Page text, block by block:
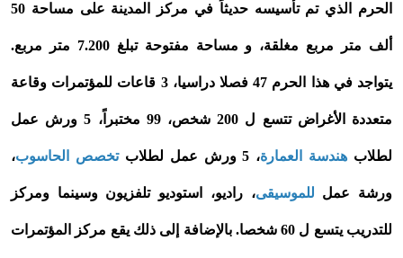
الحرم الذي تم تأسيسه حديثاً في مركز المدينة على مساحة 50
ألف متر مربع مغلقة، و مساحة مفتوحة تبلغ 7.200 متر مربع.
يتواجد في هذا الحرم 47 فصلا دراسيا، 3 قاعات للمؤتمرات وقاعة
متعددة الأغراض تتسع ل 200 شخص، 99 مختبراً، 5 ورش عمل
لطلاب هندسة العمارة، 5 ورش عمل لطلاب تخصص الحاسوب،
ورشة عمل للموسيقى، راديو، استوديو تلفزيون وسينما ومركز
للتدريب يتسع ل 60 شخصا. بالإضافة إلى ذلك يقع مركز المؤتمرات